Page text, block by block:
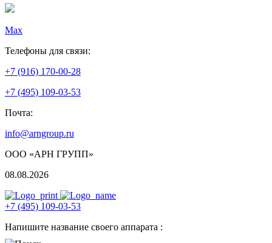
Max
Телефоны для связи:
+7 (916) 170-00-28
+7 (495) 109-03-53
Почта:
info@arngroup.ru
ООО «АРН ГРУПП»
08.08.2026
+7 (495) 109-03-53
Напишите название своего аппарата :